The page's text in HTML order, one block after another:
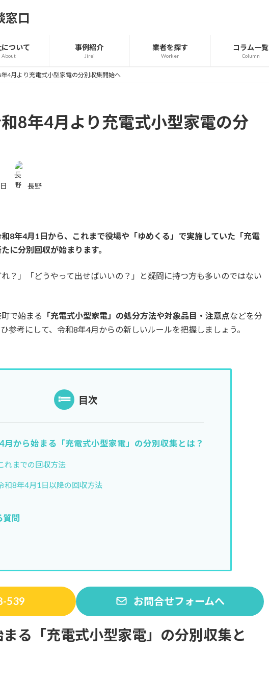
について
About
事例紹介
Jirei
業者を探す
Worker
コラム一覧
Column
4月より充電式小型家電の分別収集開始へ
8年4月より充電式小型家電の分
長野
8年4月1日から、これまで役場や「ゆめくる」で実施していた「充電
に分別回収が始まります。
れ？」「どうやって出せばいいの？」と疑問に持つ方も多いのではない
で始まる 「充電式小型家電」の処分方法や対象品目・注意点などを分
参考にして、令和8年4月からの新しいルールを把握しましょう。
目次
月から始まる「充電式小型家電」の分別収集とは？
れまでの回収方法
和8年4月1日以降の回収方法
質問
539 お問合せフォームへ
る「充電式小型家電」の分別収集と